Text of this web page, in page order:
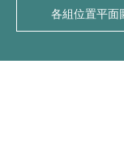
各組位置平面